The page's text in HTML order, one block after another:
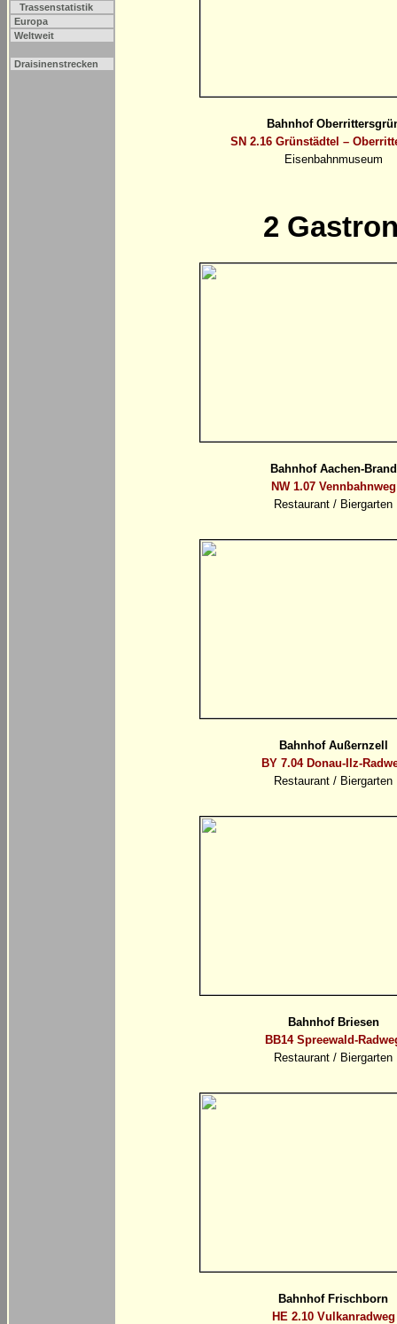
Trassenstatistik
Europa
Weltweit
Draisinenstrecken
Bahnhof
SN 2.16 Grünstädtel –
Eisenbahnmuseum
2
Bahnhof Aachen-Brand
NW 1.07 Vennbahnweg
Restaurant / Biergarten
Bahnhof Außernzell
BY 7.04 Donau-Ilz-
Restaurant / Biergarten
Bahnhof Briesen
BB14 Spreewald-
Restaurant / Biergarten
Bahnhof Frischborn
HE 2.10 Vulkanradweg